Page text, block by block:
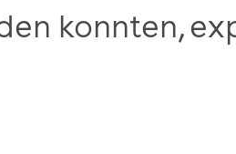
konnten,